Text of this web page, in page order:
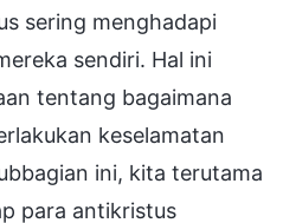
sering menghadapi
sendiri. Hal ini
tentang bagaimana
keselamatan
ini, kita terutama
para antikristus